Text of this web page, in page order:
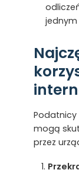
Podatnicy
mogą
przez